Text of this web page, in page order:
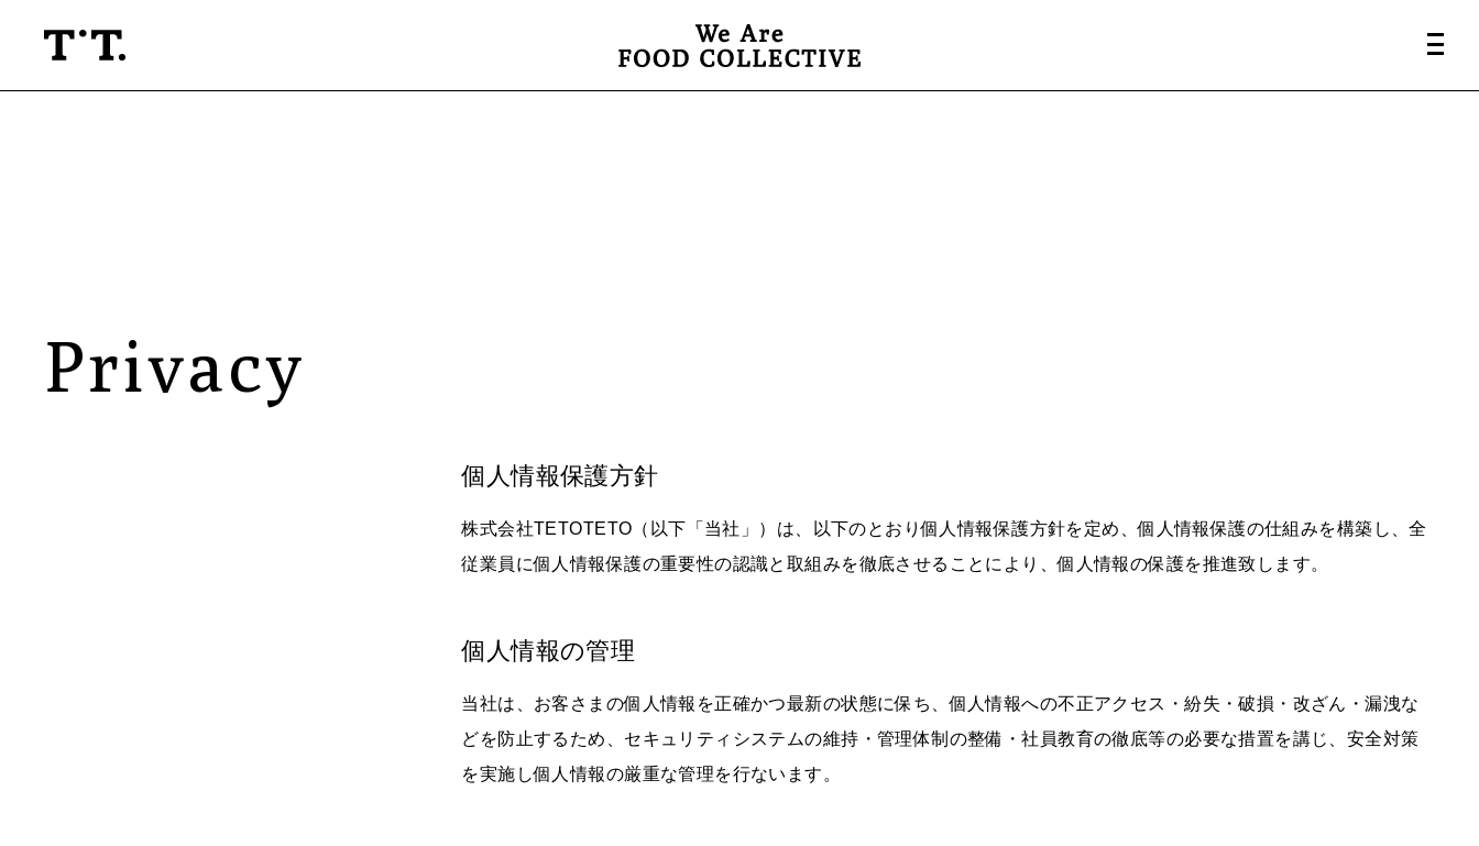
Privacy
個人情報保護方針
株式会社TETOTETO（以下「当社」）は、以下のとおり個人情報保護方針を定め、個人情報保護の仕組みを構築し、全
従業員に個人情報保護の重要性の認識と取組みを徹底させることにより、個人情報の保護を推進致します。
個人情報の管理
当社は、お客さまの個人情報を正確かつ最新の状態に保ち、個人情報への不正アクセス・紛失・破損・改ざん・漏洩な
どを防止するため、セキュリティシステムの維持・管理体制の整備・社員教育の徹底等の必要な措置を講じ、安全対策
を実施し個人情報の厳重な管理を行ないます。
News & Press